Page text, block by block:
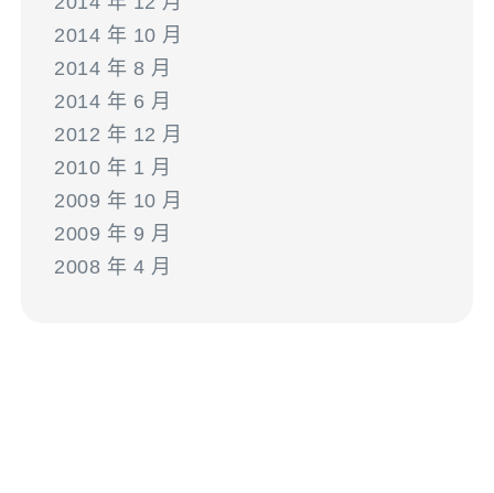
2014 年 10 月
2014 年 8 月
2014 年 6 月
2012 年 12 月
2010 年 1 月
2009 年 10 月
2009 年 9 月
2008 年 4 月